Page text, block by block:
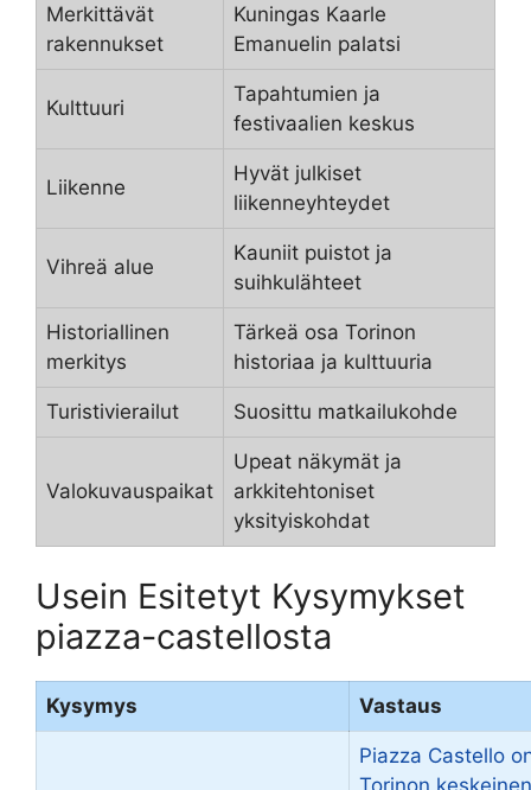
Merkittävät
rakennukset
Kuningas Kaarle
Emanuelin palatsi
Kulttuuri
Tapahtumien ja
festivaalien keskus
Liikenne
Hyvät julkiset
liikenneyhteydet
Vihreä alue
Kauniit puistot ja
suihkulähteet
Historiallinen
merkitys
Tärkeä osa Torinon
historiaa ja kulttuuria
Turistivierailut Suosittu matkailukohde
Valokuvauspaikat
Upeat näkymät ja
arkkitehtoniset
yksityiskohdat
Usein Esitetyt Kysymykset
piazza-castellosta
Kysymys Vastaus
Piazza Castello